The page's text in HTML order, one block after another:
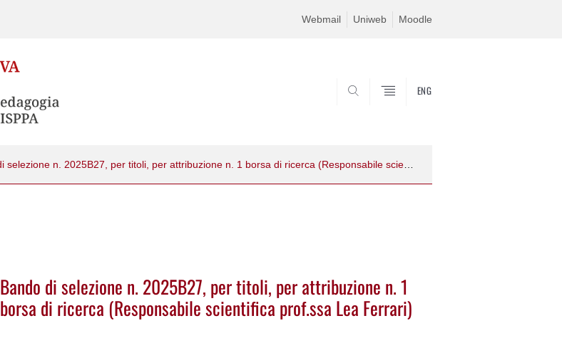
Webmail Uniweb Moodle
ENG
Bando di selezione n. 2025B27, per titoli, per attribuzione n. 1 borsa di ricerca (Responsabile scientifica prof.ssa Lea Ferrari)
Bando di selezione n. 2025B27, per titoli, per attribuzione n. 1
borsa di ricerca (Responsabile scientifica prof.ssa Lea Ferrari)